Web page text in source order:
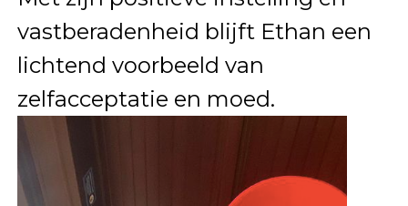
vastberadenheid blijft Ethan een
lichtend voorbeeld van
zelfacceptatie en moed.